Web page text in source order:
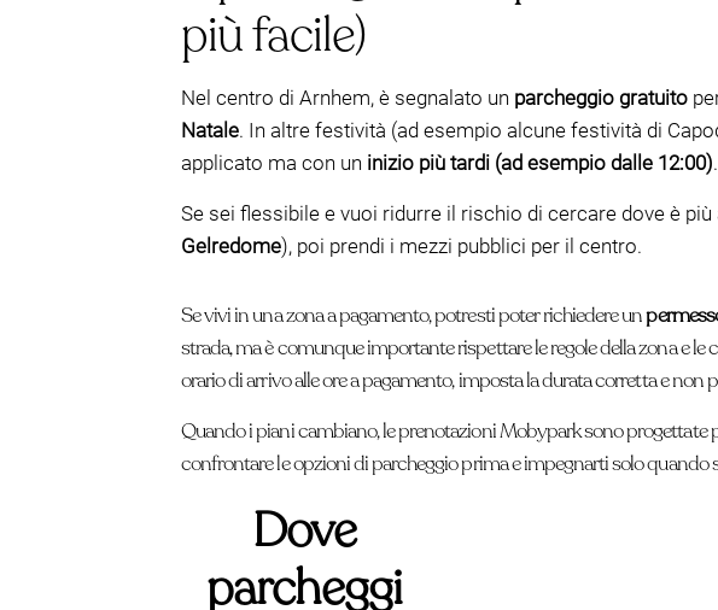
più facile)
Nel centro di Arnhem, è segnalato un parcheggio gratuito
Natale. In altre festività (ad esempio alcune festività di
applicato ma con un inizio più tardi (ad esempio dalle 12:00).
Se sei flessibile e vuoi ridurre il rischio di cercare dove è
Gelredome), poi prendi i mezzi pubblici per il centro.
Se vivi in una zona a pagamento, potresti poter richiedere un
strada, ma è comunque importante rispettare le regole della zona e
orario di arrivo alle ore a pagamento, imposta la durata corretta e non
Quando i piani cambiano, le prenotazioni Mobypark sono progettate
confrontare le opzioni di parcheggio prima e impegnarti solo quando
Dove
parcheggi